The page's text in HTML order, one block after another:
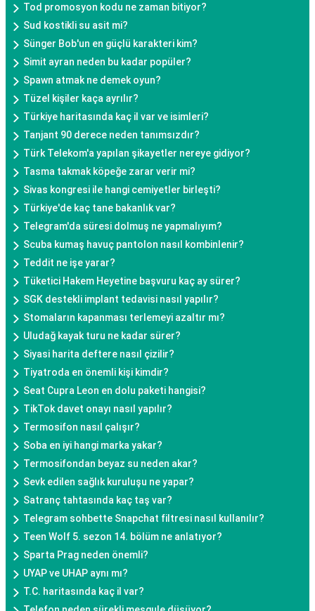
Tod promosyon kodu ne zaman bitiyor?
Sud kostikli su asit mi?
Sünger Bob'un en güçlü karakteri kim?
Simit ayran neden bu kadar popüler?
Spawn atmak ne demek oyun?
Tüzel kişiler kaça ayrılır?
Türkiye haritasında kaç il var ve isimleri?
Tanjant 90 derece neden tanımsızdır?
Türk Telekom'a yapılan şikayetler nereye gidiyor?
Tasma takmak köpeğe zarar verir mi?
Sivas kongresi ile hangi cemiyetler birleşti?
Türkiye'de kaç tane bakanlık var?
Telegram'da süresi dolmuş ne yapmalıyım?
Scuba kumaş havuç pantolon nasıl kombinlenir?
Teddit ne işe yarar?
Tüketici Hakem Heyetine başvuru kaç ay sürer?
SGK destekli implant tedavisi nasıl yapılır?
Stomaların kapanması terlemeyi azaltır mı?
Uludağ kayak turu ne kadar sürer?
Siyasi harita deftere nasıl çizilir?
Tiyatroda en önemli kişi kimdir?
Seat Cupra Leon en dolu paketi hangisi?
TikTok davet onayı nasıl yapılır?
Termosifon nasıl çalışır?
Soba en iyi hangi marka yakar?
Termosifondan beyaz su neden akar?
Sevk edilen sağlık kuruluşu ne yapar?
Satranç tahtasında kaç taş var?
Telegram sohbette Snapchat filtresi nasıl kullanılır?
Teen Wolf 5. sezon 14. bölüm ne anlatıyor?
Sparta Prag neden önemli?
UYAP ve UHAP aynı mı?
T.C. haritasında kaç il var?